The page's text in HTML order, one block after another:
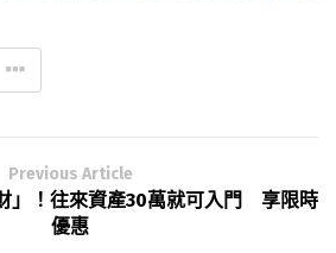
Previous Article
」！往來資產30萬就可入門 享限時
優惠